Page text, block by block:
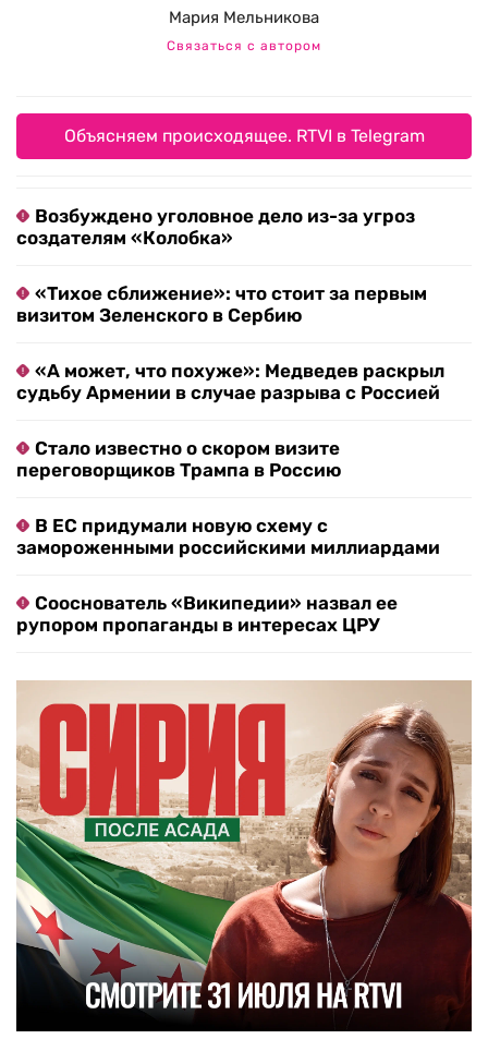
Мария Мельникова
Связаться с автором
Объясняем происходящее. RTVI в Telegram
Возбуждено уголовное дело из-за угроз
создателям «Колобка»
«Тихое сближение»: что стоит за первым
визитом Зеленского в Сербию
«А может, что похуже»: Медведев раскрыл
судьбу Армении в случае разрыва с Россией
Стало известно о скором визите
переговорщиков Трампа в Россию
В ЕС придумали новую схему с
замороженными российскими миллиардами
Сооснователь «Википедии» назвал ее
рупором пропаганды в интересах ЦРУ